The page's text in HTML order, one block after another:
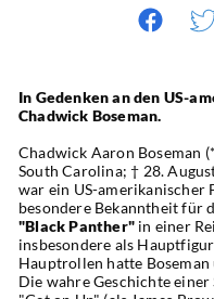
In Gedenken an den US-
Chadwick Boseman.
Chadwick Aaron Boseman
South Carolina; † 28.
war ein US-amerikanischer
"Black Panther" in einer
insbesondere als
Hauptrollen hatte Boseman
Die wahre Geschichte einer